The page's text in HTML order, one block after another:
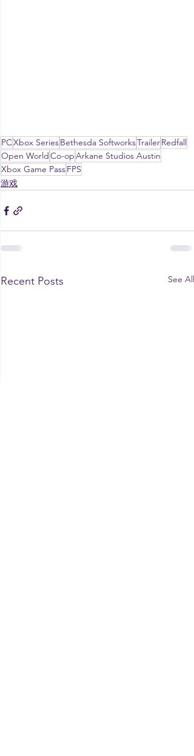
PCXbox SeriesBethesda SoftworksTrailerRedfall
Open WorldCo-opArkane Studios Austin
Xbox Game PassFPS
游戏
Recent Posts See All